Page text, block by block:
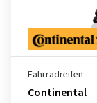
Fahrradreifen
Continental